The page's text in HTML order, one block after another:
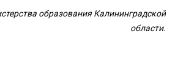
образования Калининградской
области.